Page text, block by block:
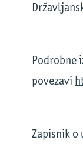
Podrobne
povezavi
Zapisnik o